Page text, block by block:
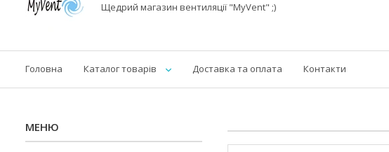
Щедрий магазин вентиляції "MyVent" ;)
Головна Каталог товарів Доставка та оплата Контакти